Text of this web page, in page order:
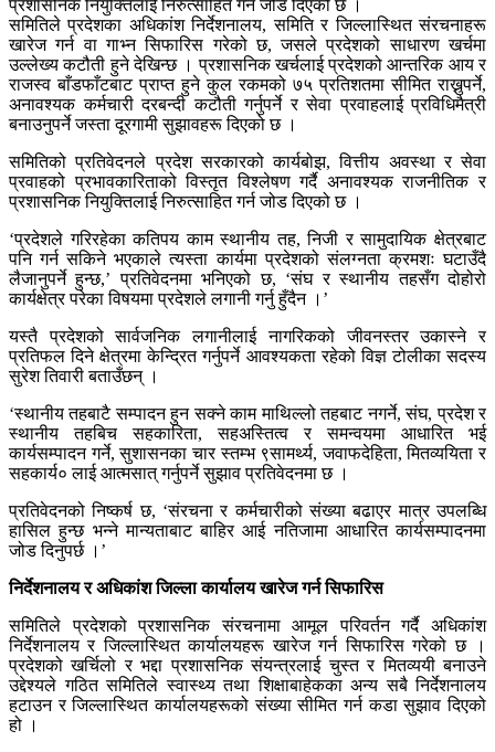
प्रशासनिक नियुक्तिलाई निरुत्साहित गर्न जोड दिएको छ ।
समितिले प्रदेशका अधिकांश निर्देशनालय, समिति र जिल्लास्थित संरचनाहरू
खारेज गर्न वा गाभ्न सिफारिस गरेको छ, जसले प्रदेशको साधारण खर्चमा
उल्लेख्य कटौती हुने देखिन्छ । प्रशासनिक खर्चलाई प्रदेशको आन्तरिक आय र
राजस्व बाँडफाँटबाट प्राप्त हुने कुल रकमको ७५ प्रतिशतमा सीमित राख्नुपर्ने,
अनावश्यक कर्मचारी दरबन्दी कटौती गर्नुपर्ने र सेवा प्रवाहलाई प्रविधिमैत्री
बनाउनुपर्ने जस्ता दूरगामी सुझावहरू दिएको छ ।
समितिको प्रतिवेदनले प्रदेश सरकारको कार्यबोझ, वित्तीय अवस्था र सेवा
प्रवाहको प्रभावकारिताको विस्तृत विश्लेषण गर्दै अनावश्यक राजनीतिक र
प्रशासनिक नियुक्तिलाई निरुत्साहित गर्न जोड दिएको छ ।
‘प्रदेशले गरिरहेका कतिपय काम स्थानीय तह, निजी र सामुदायिक क्षेत्रबाट
पनि गर्न सकिने भएकाले त्यस्ता कार्यमा प्रदेशको संलग्नता क्रमशः घटाउँदै
लैजानुपर्ने हुन्छ,’ प्रतिवेदनमा भनिएको छ, ‘संघ र स्थानीय तहसँग दोहोरो
कार्यक्षेत्र परेका विषयमा प्रदेशले लगानी गर्नु हुँदैन ।’
यस्तै प्रदेशको सार्वजनिक लगानीलाई नागरिकको जीवनस्तर उकास्ने र
प्रतिफल दिने क्षेत्रमा केन्द्रित गर्नुपर्ने आवश्यकता रहेको विज्ञ टोलीका सदस्य
सुरेश तिवारी बताउँछन् ।
‘स्थानीय तहबाटै सम्पादन हुन सक्ने काम माथिल्लो तहबाट नगर्ने, संघ, प्रदेश र
स्थानीय तहबिच सहकारिता, सहअस्तित्व र समन्वयमा आधारित भई
कार्यसम्पादन गर्ने, सुशासनका चार स्तम्भ ९सामर्थ्य, जवाफदेहिता, मितव्ययिता र
सहकार्य० लाई आत्मसात् गर्नुपर्ने सुझाव प्रतिवेदनमा छ ।
प्रतिवेदनको निष्कर्ष छ, ‘संरचना र कर्मचारीको संख्या बढाएर मात्र उपलब्धि
हासिल हुन्छ भन्ने मान्यताबाट बाहिर आई नतिजामा आधारित कार्यसम्पादनमा
जोड दिनुपर्छ ।’
निर्देशनालय र अधिकांश जिल्ला कार्यालय खारेज गर्न सिफारिस
समितिले प्रदेशको प्रशासनिक संरचनामा आमूल परिवर्तन गर्दै अधिकांश
निर्देशनालय र जिल्लास्थित कार्यालयहरू खारेज गर्न सिफारिस गरेको छ ।
प्रदेशको खर्चिलो र भद्दा प्रशासनिक संयन्त्रलाई चुस्त र मितव्ययी बनाउने
उद्देश्यले गठित समितिले स्वास्थ्य तथा शिक्षाबाहेकका अन्य सबै निर्देशनालय
हटाउन र जिल्लास्थित कार्यालयहरूको संख्या सीमित गर्न कडा सुझाव दिएको
हो ।